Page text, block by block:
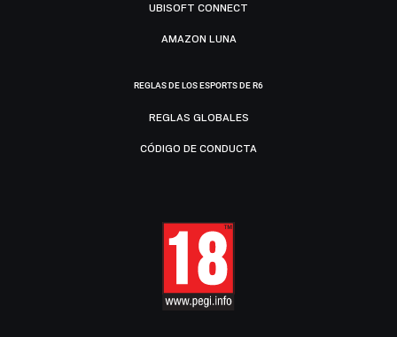
UBISOFT CONNECT
AMAZON LUNA
REGLAS DE LOS ESPORTS DE R6
REGLAS GLOBALES
CÓDIGO DE CONDUCTA